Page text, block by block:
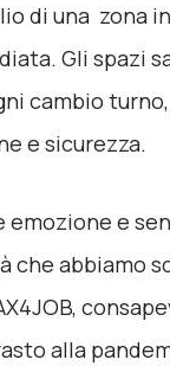
di una zona
Gli spazi
cambio
e sicurezza.
emozione e
che abbiamo
alla